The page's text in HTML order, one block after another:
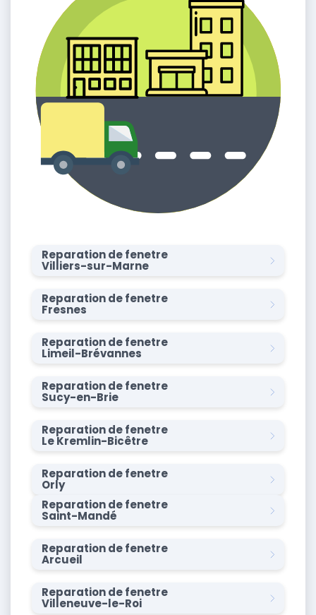
Reparation de fenetre
Villiers-sur-Marne
Reparation de fenetre
Fresnes
Reparation de fenetre
Limeil-Brévannes
Reparation de fenetre
Sucy-en-Brie
Reparation de fenetre
Le Kremlin-Bicêtre
Reparation de fenetre
Orly
Reparation de fenetre
Saint-Mandé
Reparation de fenetre
Arcueil
Reparation de fenetre
Villeneuve-le-Roi